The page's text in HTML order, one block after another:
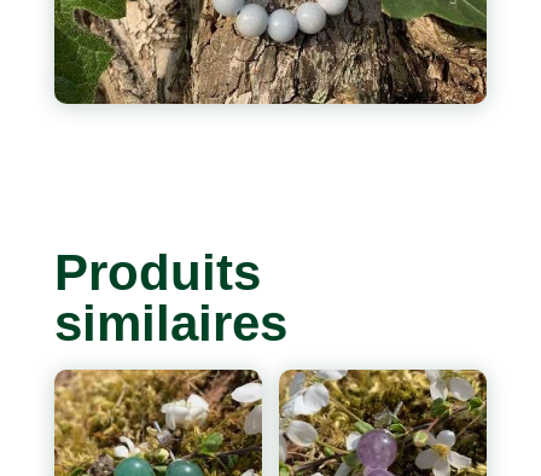
Produits
similaires